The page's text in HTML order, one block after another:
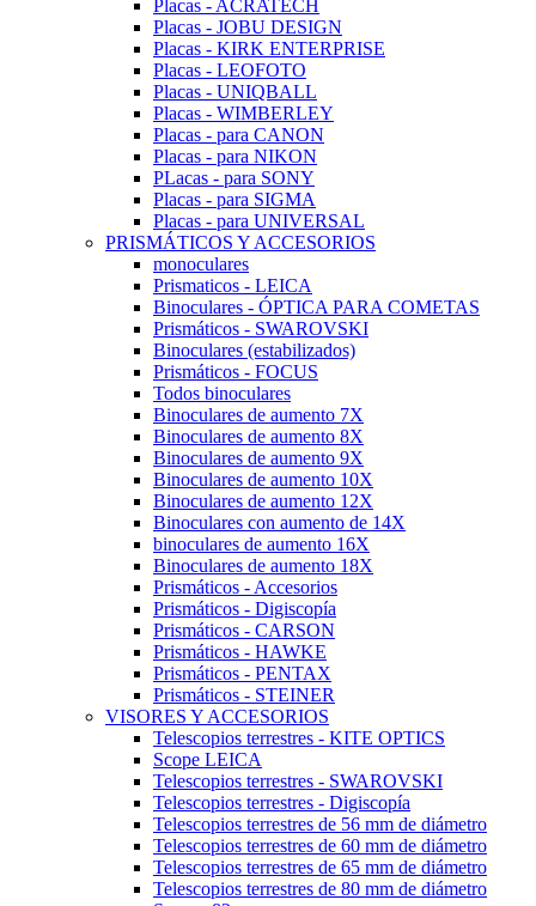
Placas - ACRATECH
Placas - JOBU DESIGN
Placas - KIRK ENTERPRISE
Placas - LEOFOTO
Placas - UNIQBALL
Placas - WIMBERLEY
Placas - para CANON
Placas - para NIKON
PLacas - para SONY
Placas - para SIGMA
Placas - para UNIVERSAL
PRISMÁTICOS Y ACCESORIOS
monoculares
Prismaticos - LEICA
Binoculares - ÓPTICA PARA COMETAS
Prismáticos - SWAROVSKI
Binoculares (estabilizados)
Prismáticos - FOCUS
Todos binoculares
Binoculares de aumento 7X
Binoculares de aumento 8X
Binoculares de aumento 9X
Binoculares de aumento 10X
Binoculares de aumento 12X
Binoculares con aumento de 14X
binoculares de aumento 16X
Binoculares de aumento 18X
Prismáticos - Accesorios
Prismáticos - Digiscopía
Prismáticos - CARSON
Prismáticos - HAWKE
Prismáticos - PENTAX
Prismáticos - STEINER
VISORES Y ACCESORIOS
Telescopios terrestres - KITE OPTICS
Scope LEICA
Telescopios terrestres - SWAROVSKI
Telescopios terrestres - Digiscopía
Telescopios terrestres de 56 mm de diámetro
Telescopios terrestres de 60 mm de diámetro
Telescopios terrestres de 65 mm de diámetro
Telescopios terrestres de 80 mm de diámetro